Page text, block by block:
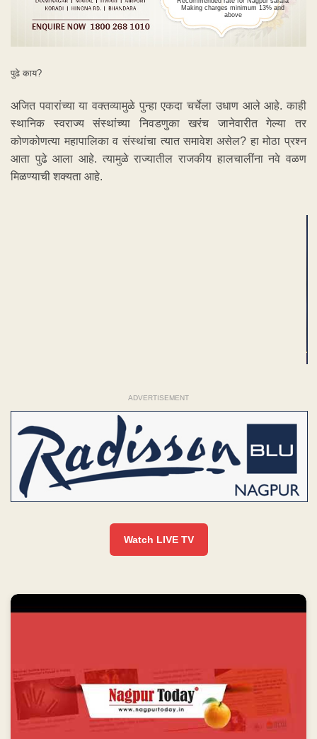
Making charges minimum 13% and
above
पुढे काय?
अजित पवारांच्या या वक्तव्यामुळे पुन्हा एकदा चर्चेला उधाण आले आहे. काही
स्थानिक स्वराज्य संस्थांच्या निवडणुका खरंच जानेवारीत गेल्या तर
कोणकोणत्या महापालिका व संस्थांचा त्यात समावेश असेल? हा मोठा प्रश्न
आता पुढे आला आहे. त्यामुळे राज्यातील राजकीय हालचालींना नवे वळण
मिळण्याची शक्यता आहे.
ADVERTISEMENT
Watch LIVE TV